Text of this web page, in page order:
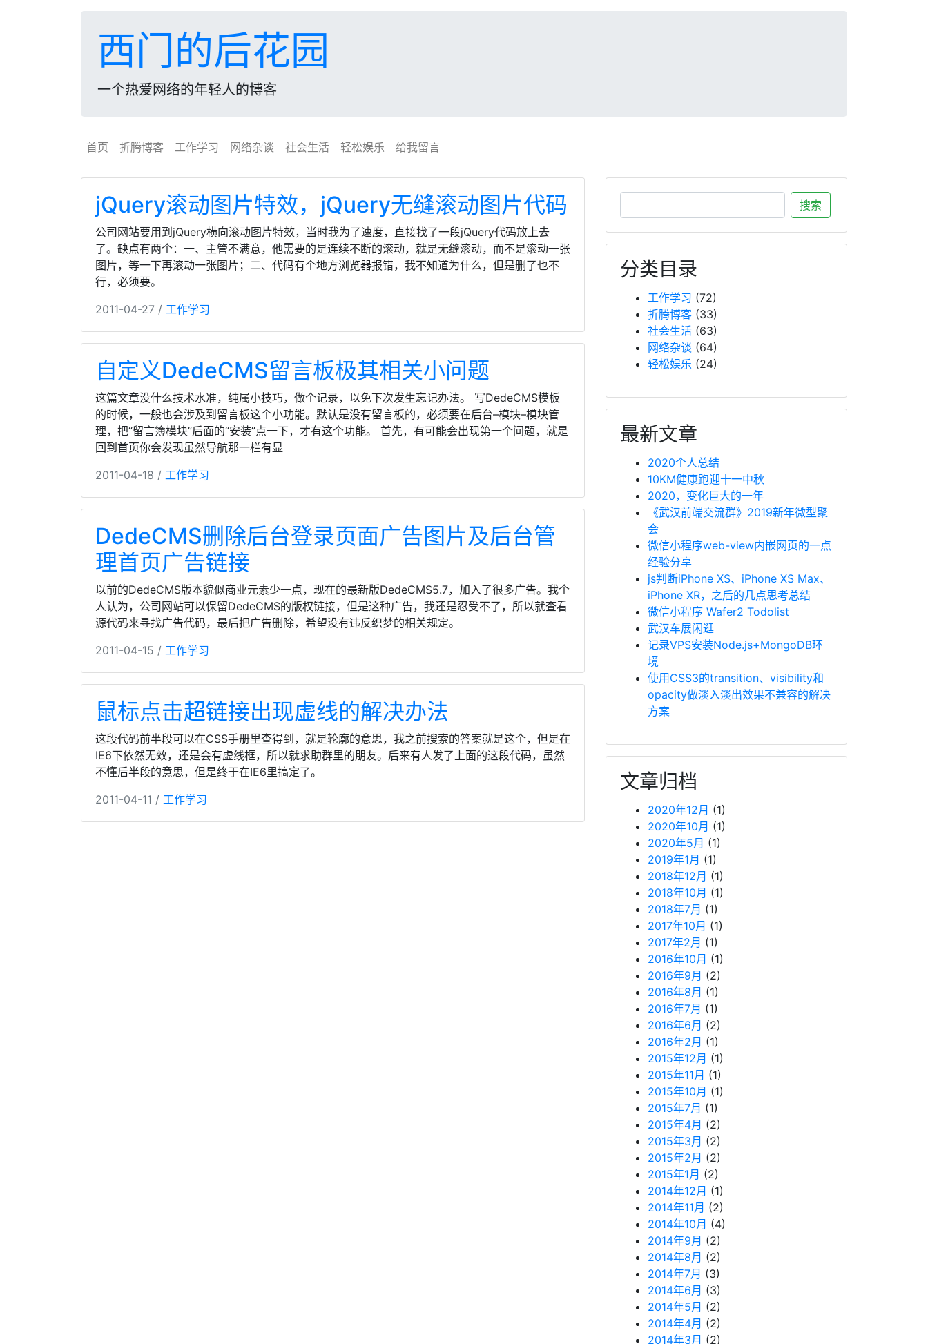
西门的后花园
一个热爱网络的年轻人的博客
首页 折腾博客 工作学习 网络杂谈 社会生活 轻松娱乐 给我留言
jQuery滚动图片特效，jQuery无缝滚动图片代码
公司网站要用到jQuery横向滚动图片特效，当时我为了速度，直接找了一段jQuery代码放上去
了。缺点有两个：一、主管不满意，他需要的是连续不断的滚动，就是无缝滚动，而不是滚动一张
图片，等一下再滚动一张图片；二、代码有个地方浏览器报错，我不知道为什么，但是删了也不
行，必须要。
2011-04-27 / 工作学习
自定义DedeCMS留言板极其相关小问题
这篇文章没什么技术水准，纯属小技巧，做个记录，以免下次发生忘记办法。 写DedeCMS模板
的时候，一般也会涉及到留言板这个小功能。默认是没有留言板的，必须要在后台–模块–模块管
理，把“留言簿模块”后面的“安装”点一下，才有这个功能。 首先，有可能会出现第一个问题，就是
回到首页你会发现虽然导航那一栏有显
2011-04-18 / 工作学习
DedeCMS删除后台登录页面广告图片及后台管
理首页广告链接
以前的DedeCMS版本貌似商业元素少一点，现在的最新版DedeCMS5.7，加入了很多广告。我个
人认为，公司网站可以保留DedeCMS的版权链接，但是这种广告，我还是忍受不了，所以就查看
源代码来寻找广告代码，最后把广告删除，希望没有违反织梦的相关规定。
2011-04-15 / 工作学习
鼠标点击超链接出现虚线的解决办法
这段代码前半段可以在CSS手册里查得到，就是轮廓的意思，我之前搜索的答案就是这个，但是在
IE6下依然无效，还是会有虚线框，所以就求助群里的朋友。后来有人发了上面的这段代码，虽然
不懂后半段的意思，但是终于在IE6里搞定了。
2011-04-11 / 工作学习
分类目录
工作学习 (72)
折腾博客 (33)
社会生活 (63)
网络杂谈 (64)
轻松娱乐 (24)
最新文章
2020个人总结
10KM健康跑迎十一中秋
2020，变化巨大的一年
《武汉前端交流群》2019新年微型聚
会
微信小程序web-view内嵌网页的一点
经验分享
js判断iPhone XS、iPhone XS Max、
iPhone XR，之后的几点思考总结
微信小程序 Wafer2 Todolist
武汉车展闲逛
记录VPS安装Node.js+MongoDB环
境
使用CSS3的transition、visibility和
opacity做淡入淡出效果不兼容的解决
方案
文章归档
2020年12月 (1)
2020年10月 (1)
2020年5月 (1)
2019年1月 (1)
2018年12月 (1)
2018年10月 (1)
2018年7月 (1)
2017年10月 (1)
2017年2月 (1)
2016年10月 (1)
2016年9月 (2)
2016年8月 (1)
2016年7月 (1)
2016年6月 (2)
2016年2月 (1)
2015年12月 (1)
2015年11月 (1)
2015年10月 (1)
2015年7月 (1)
2015年4月 (2)
2015年3月 (2)
2015年2月 (2)
2015年1月 (2)
2014年12月 (1)
2014年11月 (2)
2014年10月 (4)
2014年9月 (2)
2014年8月 (2)
2014年7月 (3)
2014年6月 (3)
2014年5月 (2)
2014年4月 (2)
2014年3月 (2)